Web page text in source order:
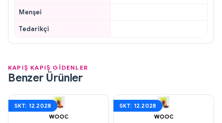
Menşei
Tedarikçi
KAPIŞ KAPIŞ GİDENLER
Benzer Ürünler
SKT: 12.2028
WOOC
SKT: 12.2028
WOOC